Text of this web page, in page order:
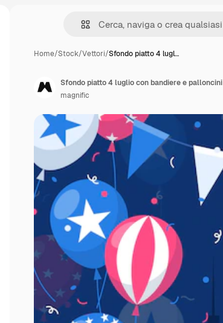
Home/Stock/Vettori/Sfondo piatto 4 lugl…
Sfondo piatto 4 luglio con bandiere e palloncini
magnific